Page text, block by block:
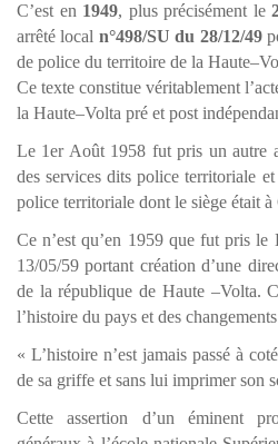
C’est en 1949, plus précisément le
arrêté local n°498/SU du 28/12/49
de police du territoire de la
Ce texte constitue véritablement
la Haute–Volta pré et post
Le 1er Août 1958 fut pris un autre
des services dits police territoriale
police territoriale dont le siège était à
Ce n’est qu’en 1959 que fut pris
13/05/59 portant création d’une
de la république de Haute –Volta.
l’histoire du pays et des
« L’histoire n’est jamais passé à
de sa griffe et sans lui imprimer son
Cette assertion d’un éminent